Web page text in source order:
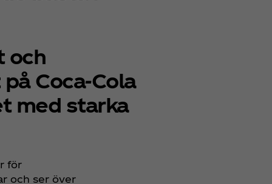
och
Coca‑Cola
med starka
för
och ser över